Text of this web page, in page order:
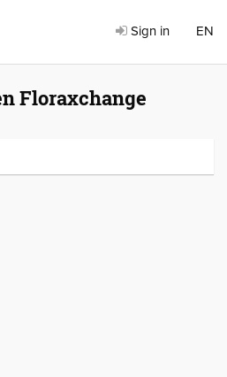
Sign in EN
Floraxchange